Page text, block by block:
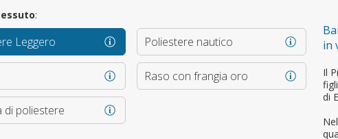
È il tuo primo
in
Il
di
:
Leggero Poliestere nautico
Raso con frangia oro
di poliestere